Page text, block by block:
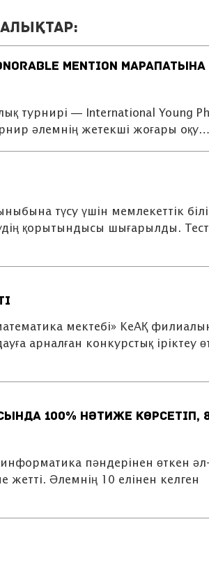
MENTION МАРАПАТЫНА
турнирі — International Young
әлемнің жетекші жоғары оқу…
түсу үшін мемлекеттік
қорытындысы шығарылды.
мектебі» КеАҚ
арналған конкурстық іріктеу
100% нәтиже көрсетіп,
пәндерінен өткен әл-
Әлемнің 10 елінен келген